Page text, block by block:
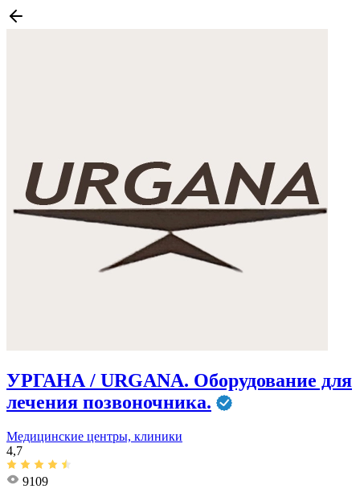
УРГАНА / URGANA. Оборудование для
лечения позвоночника.
Медицинские центры, клиники
4,7
9109